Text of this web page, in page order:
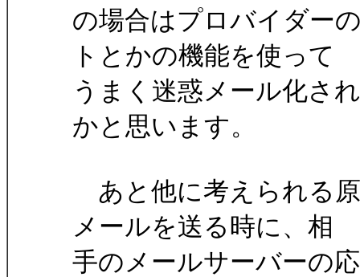
の場合はプロバイダー
トとかの機能を使って
うまく迷惑メール化さ
かと思います。
あと他に考えられる
メールを送る時に、相
手のメールサーバーの